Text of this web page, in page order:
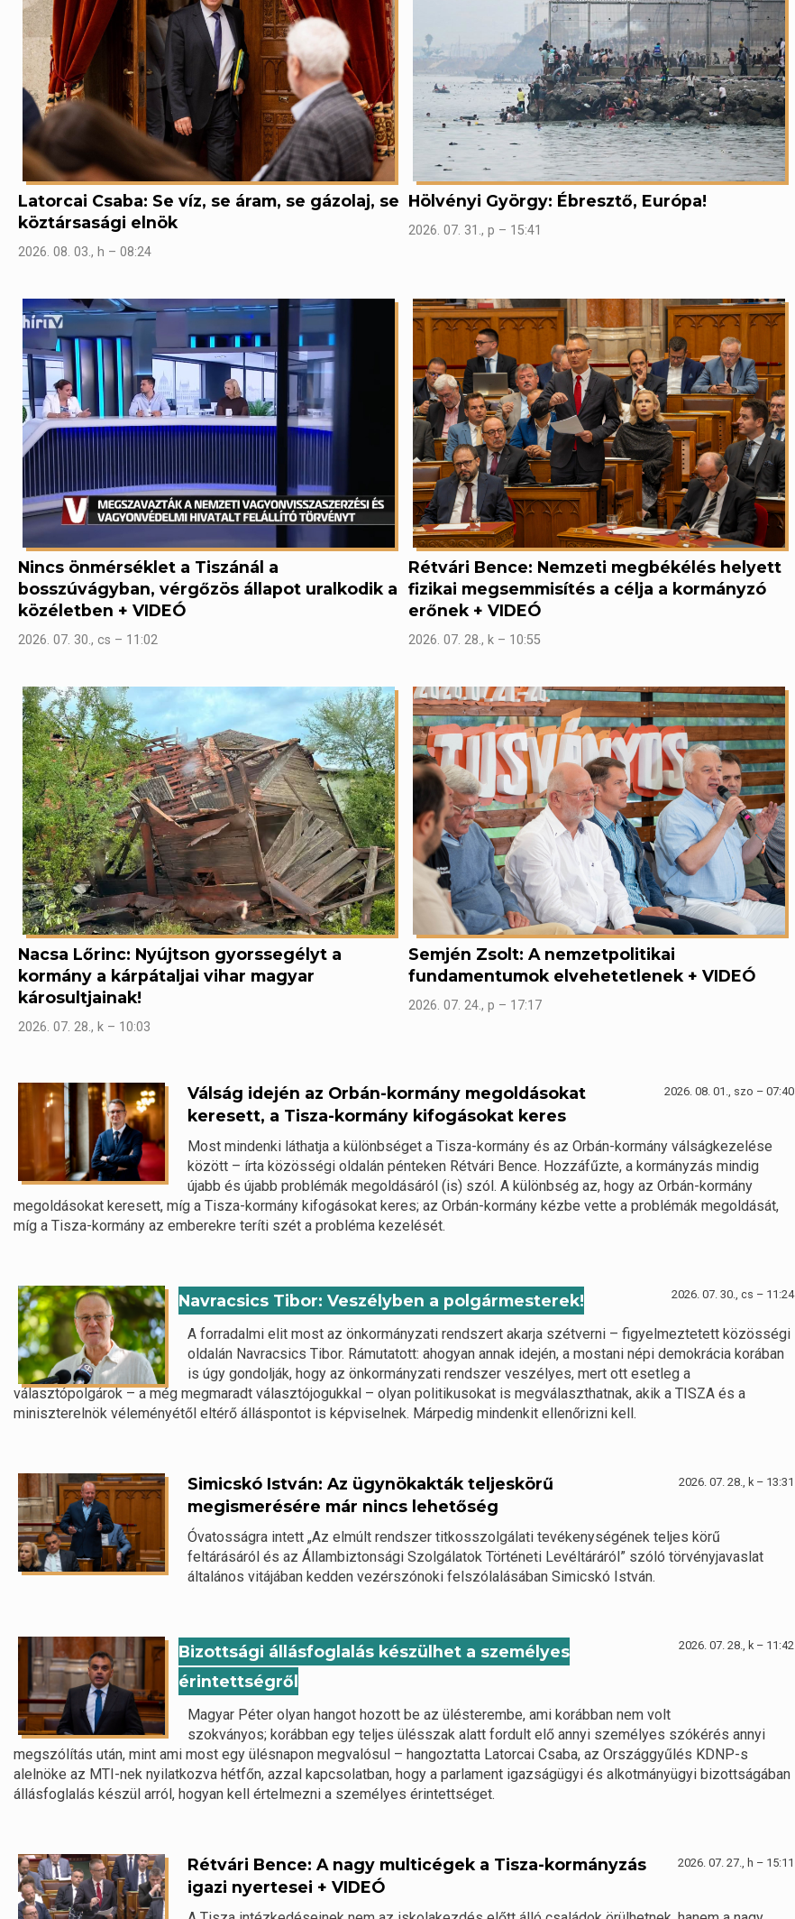
Latorcai Csaba: Se víz, se áram, se gázolaj, se
köztársasági elnök
2026. 08. 03., h – 08:24
Hölvényi György: Ébresztő, Európa!
2026. 07. 31., p – 15:41
Nincs önmérséklet a Tiszánál a
bosszúvágyban, vérgőzös állapot uralkodik a
közéletben + VIDEÓ
2026. 07. 30., cs – 11:02
Rétvári Bence: Nemzeti megbékélés helyett
fizikai megsemmisítés a célja a kormányzó
erőnek + VIDEÓ
2026. 07. 28., k – 10:55
Nacsa Lőrinc: Nyújtson gyorssegélyt a
kormány a kárpátaljai vihar magyar
károsultjainak!
2026. 07. 28., k – 10:03
Semjén Zsolt: A nemzetpolitikai
fundamentumok elvehetetlenek + VIDEÓ
2026. 07. 24., p – 17:17
2026. 08. 01., szo – 07:40
Válság idején az Orbán-kormány megoldásokat
keresett, a Tisza-kormány kifogásokat keres
Most mindenki láthatja a különbséget a Tisza-kormány és az Orbán-kormány válságkezelése
között – írta közösségi oldalán pénteken Rétvári Bence. Hozzáfűzte, a kormányzás mindig
újabb és újabb problémák megoldásáról (is) szól. A különbség az, hogy az Orbán-kormány
megoldásokat keresett, míg a Tisza-kormány kifogásokat keres; az Orbán-kormány kézbe vette a problémák megoldását,
míg a Tisza-kormány az emberekre teríti szét a probléma kezelését.
2026. 07. 30., cs – 11:24
Navracsics Tibor: Veszélyben a polgármesterek!
A forradalmi elit most az önkormányzati rendszert akarja szétverni – figyelmeztetett közösségi
oldalán Navracsics Tibor. Rámutatott: ahogyan annak idején, a mostani népi demokrácia korában
is úgy gondolják, hogy az önkormányzati rendszer veszélyes, mert ott esetleg a
választópolgárok – a még megmaradt választójogukkal – olyan politikusokat is megválaszthatnak, akik a TISZA és a
miniszterelnök véleményétől eltérő álláspontot is képviselnek. Márpedig mindenkit ellenőrizni kell.
2026. 07. 28., k – 13:31
Simicskó István: Az ügynökakták teljeskörű
megismerésére már nincs lehetőség
Óvatosságra intett „Az elmúlt rendszer titkosszolgálati tevékenységének teljes körű
feltárásáról és az Állambiztonsági Szolgálatok Történeti Levéltáráról” szóló törvényjavaslat
általános vitájában kedden vezérszónoki felszólalásában Simicskó István.
2026. 07. 28., k – 11:42
Bizottsági állásfoglalás készülhet a személyes
érintettségről
Magyar Péter olyan hangot hozott be az ülésterembe, ami korábban nem volt
szokványos; korábban egy teljes ülésszak alatt fordult elő annyi személyes szókérés annyi
megszólítás után, mint ami most egy ülésnapon megvalósul – hangoztatta Latorcai Csaba, az Országgyűlés KDNP-s
alelnöke az MTI-nek nyilatkozva hétfőn, azzal kapcsolatban, hogy a parlament igazságügyi és alkotmányügyi bizottságában
állásfoglalás készül arról, hogyan kell értelmezni a személyes érintettséget.
2026. 07. 27., h – 15:11
Rétvári Bence: A nagy multicégek a Tisza-kormányzás
igazi nyertesei + VIDEÓ